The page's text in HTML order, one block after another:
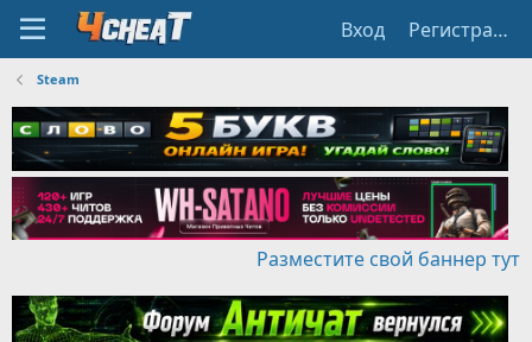
Вход Регистрация
Steam
Разместите свой баннер тут